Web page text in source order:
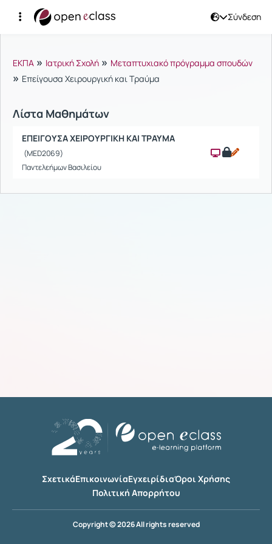
Σύνδεση
Μαθήματα
ΕΚΠΑ » Ιατρική Σχολή » Μεταπτυχιακό πρόγραμμα σπουδών
» Επείγουσα Χειρουργική και Τραύμα
Λίστα Μαθημάτων
ΕΠΕΙΓΟΥΣΑ ΧΕΙΡΟΥΡΓΙΚΗ ΚΑΙ ΤΡΑΥΜΑ
(MED2069)
Παντελεήμων Βασιλείου
ΣχετικάΕπικοινωνίαΕγχειρίδιαΌροι Χρήσης
Πολιτική Απορρήτου
Copyright © 2026 All rights reserved